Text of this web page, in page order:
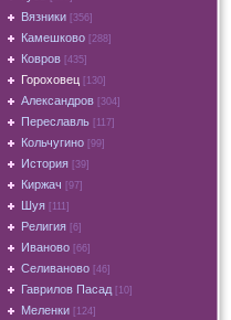
Вязники [356]
Камешково [288]
Ковров [435]
Гороховец [130]
Александров [304]
Переславль [117]
Кольчугино [99]
История [39]
Киржач [97]
Шуя [111]
Религия [6]
Иваново [66]
Селиваново [46]
Гаврилов Пасад [10]
Меленки [124]